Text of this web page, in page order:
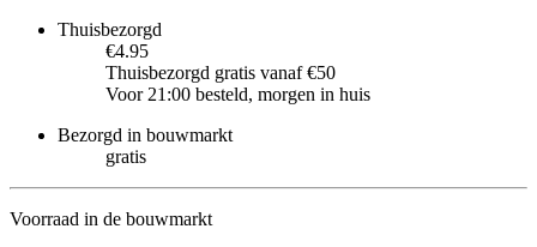
Thuisbezorgd
€4.95
Thuisbezorgd gratis vanaf €50
Voor 21:00 besteld, morgen in huis
Bezorgd in bouwmarkt
gratis
Voorraad in de bouwmarkt